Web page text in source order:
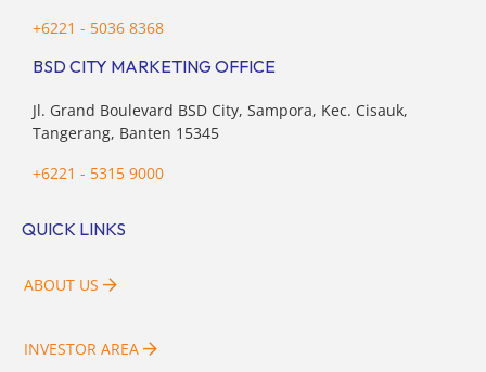
+6221 - 5036 8368
BSD CITY MARKETING OFFICE
Jl. Grand Boulevard BSD City, Sampora, Kec. Cisauk,
Tangerang, Banten 15345
+6221 - 5315 9000
QUICK LINKS
ABOUT US
INVESTOR AREA